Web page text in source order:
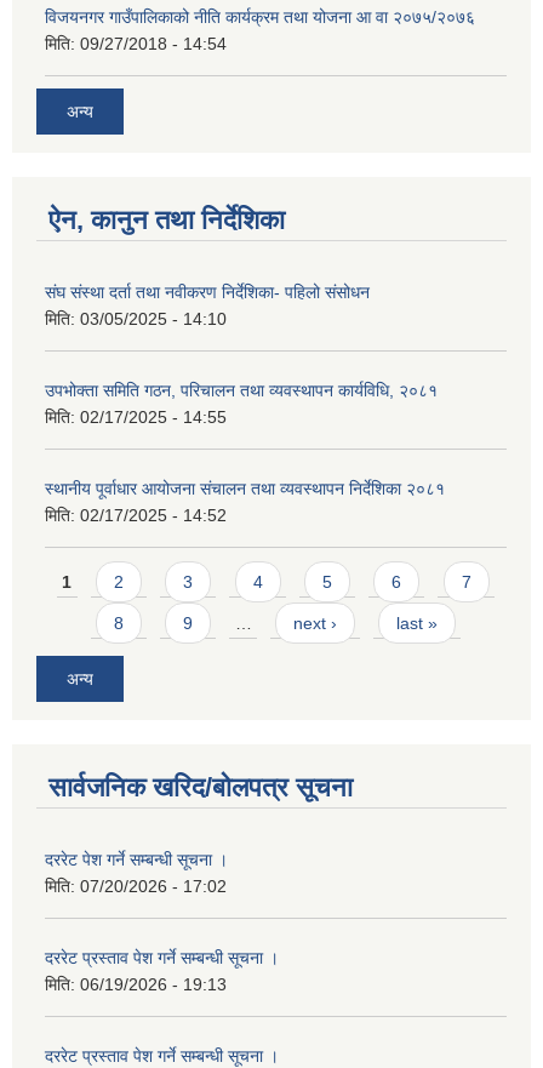
विजयनगर गाउँपालिकाको नीति कार्यक्रम तथा योजना आ वा २०७५/२०७६
मिति: 09/27/2018 - 14:54
अन्य
ऐन, कानुन तथा निर्देशिका
संघ संस्था दर्ता तथा नवीकरण निर्देशिका- पहिलो संसोधन
मिति: 03/05/2025 - 14:10
उपभोक्ता समिति गठन, परिचालन तथा व्यवस्थापन कार्यविधि, २०८१
मिति: 02/17/2025 - 14:55
स्थानीय पूर्वाधार आयोजना संचालन तथा व्यवस्थापन निर्देशिका २०८१
मिति: 02/17/2025 - 14:52
Pages
1 2 3 4 5 6 7
8 9 next › last »
अन्य
सार्वजनिक खरिद/बोलपत्र सूचना
दररेट पेश गर्ने सम्बन्धी सूचना ।
मिति: 07/20/2026 - 17:02
दररेट प्रस्ताव पेश गर्ने सम्बन्धी सूचना ।
मिति: 06/19/2026 - 19:13
दररेट प्रस्ताव पेश गर्ने सम्बन्धी सूचना ।